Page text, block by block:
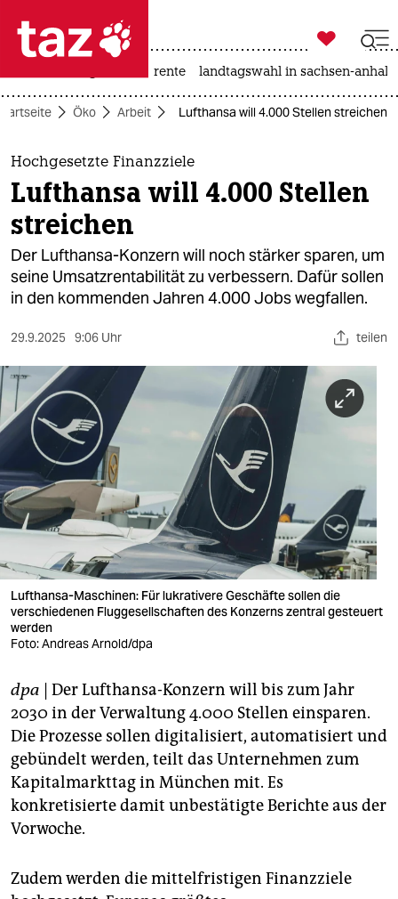
 taz zahl ich
taz zahl ich
themen
politik
öko
gesellschaft
sport
berlin
nord
wahrheit
verlag
veranstaltungen
shop
unterstützen
abo
genossenschaft
epaper login

taz zahl ich
rente landtagswahl in sachsen-anhalt
Öko Arbeit Lufthansa will 4.000 Stellen streichen
Hochgesetzte Finanzziele
Lufthansa will 4.000 Stellen
streichen
Der Lufthansa-Konzern will noch stärker sparen, um
seine Umsatzrentabilität zu verbessern. Dafür sollen
in den kommenden Jahren 4.000 Jobs wegfallen.
29.9.2025 9:06 Uhr teilen
Lufthansa-Maschinen: Für lukrativere Geschäfte sollen die
verschiedenen Fluggesellschaften des Konzerns zentral gesteuert
werden
Foto: Andreas Arnold/dpa
dpa | Der Lufthansa-Konzern will bis zum Jahr
2030 in der Verwaltung 4.000 Stellen einsparen.
Die Prozesse sollen digitalisiert, automatisiert und
gebündelt werden, teilt das Unternehmen zum
Kapitalmarkttag in München mit. Es
konkretisierte damit unbestätigte Berichte aus der
Vorwoche.
Zudem werden die mittelfristigen Finanzziele